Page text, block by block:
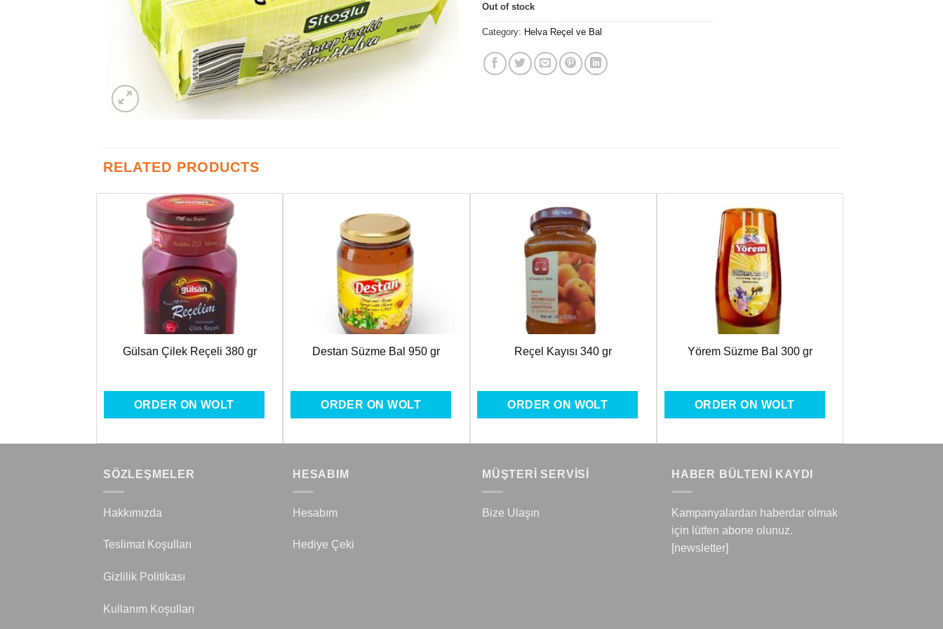
Out of stock
Category: Helva Reçel ve Bal
RELATED PRODUCTS
Favorilere
Gülsan Çilek Reçeli 380 gr
ORDER ON WOLT
Destan Süzme Bal 950 gr
ORDER ON WOLT
Reçel Kayısı 340 gr
ORDER ON WOLT
Yörem Süzme Bal 300 gr
ORDER ON WOLT
SÖZLEŞMELER
Hakkımızda
Teslimat Koşulları
Gizlilik Politikası
Kullanım Koşulları
HESABIM
Hesabım
Hediye Çeki
MÜŞTERİ SERVİSİ
Bize Ulaşın
HABER BÜLTENİ KAYDI
Kampanyalardan haberdar olmak
için lütfen abone olunuz.
[newsletter]